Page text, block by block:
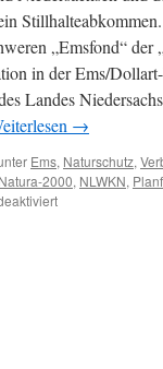
„Emsfond“ der
in der Ems/
Landes
→
Ems, Naturschutz,
Natura-2000, NLWKN,
für